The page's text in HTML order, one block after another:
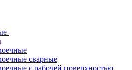
сварные
с рабочей поверхностью